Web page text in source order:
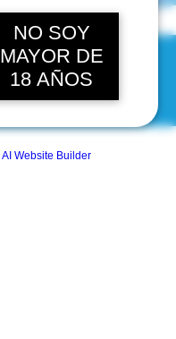
NO SOY
MAYOR DE
18 AÑOS
AI Website Builder